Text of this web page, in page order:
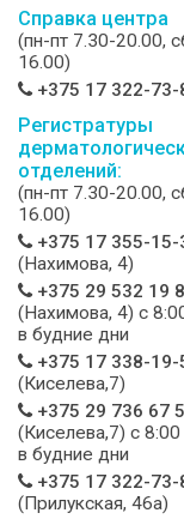
Справка центра
(пн-пт 7.30-20.00,
16.00)
+375 17 322-73-
Регистратуры
отделений:
(пн-пт 7.30-20.00,
16.00)
+375 17 355-15-
(Нахимова, 4)
+375 29 532 19
(Нахимова, 4) c
в будние дни
+375 17 338-19-
(Киселева,7)
+375 29 736 67
(Киселева,7) c
в будние дни
+375 17 322-73-
(Прилукская, 46а)